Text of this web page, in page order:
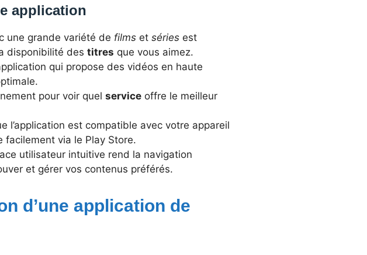
application
une grande variété de films et séries est
disponibilité des titres que vous aimez.
qui propose des vidéos en haute
pour voir quel service offre le meilleur
l’application est compatible avec votre appareil
via le Play Store.
utilisateur intuitive rend la navigation
et gérer vos contenus préférés.
d’une application de